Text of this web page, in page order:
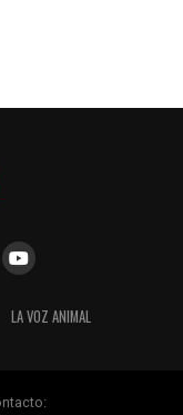
LA VOZ ANIMAL